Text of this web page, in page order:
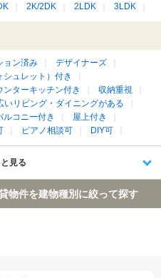
2K/2DK 2LDK 3LDK
ョン済み
デザイナーズ
シュレット）付き
ンターキッチン付き
収納重視
いリビング・ダイニングがある
ルコニー付き
屋上付き
ピアノ相談可 DIY可
見る
物件を建物種別に絞って探す